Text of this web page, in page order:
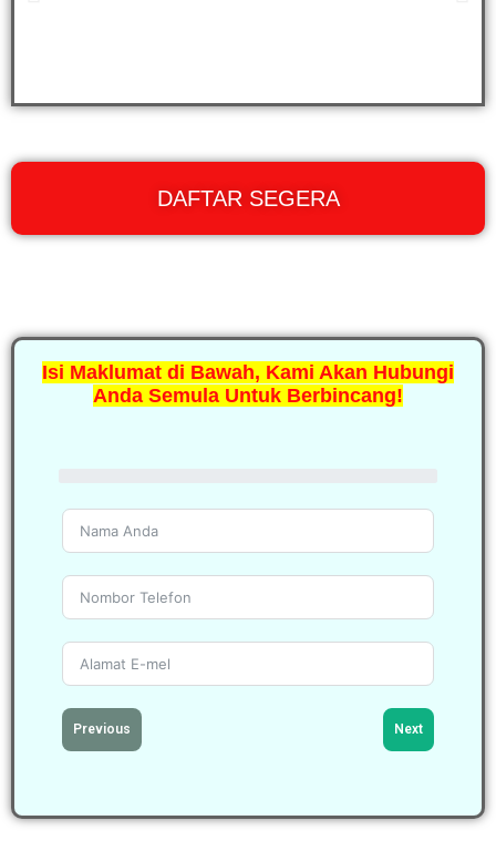
DAFTAR SEGERA
Isi Maklumat di Bawah, Kami Akan Hubungi
Anda Semula Untuk Berbincang!
Previous Next